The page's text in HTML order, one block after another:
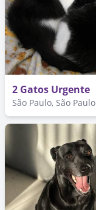
2 Gatos Urgente
São Paulo, São Paulo